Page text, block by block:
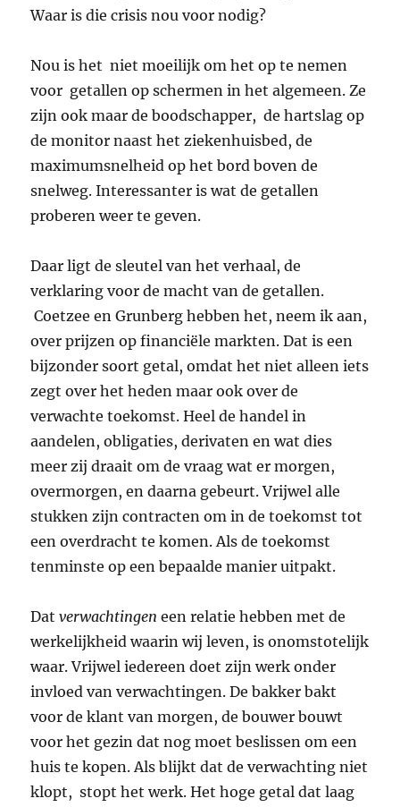
Waar is die crisis nou voor nodig?
Nou is het niet moeilijk om het op te nemen
voor getallen op schermen in het algemeen. Ze
zijn ook maar de boodschapper, de hartslag op
de monitor naast het ziekenhuisbed, de
maximumsnelheid op het bord boven de
snelweg. Interessanter is wat de getallen
proberen weer te geven.
Daar ligt de sleutel van het verhaal, de
verklaring voor de macht van de getallen.
Coetzee en Grunberg hebben het, neem ik aan,
over prijzen op financiële markten. Dat is een
bijzonder soort getal, omdat het niet alleen iets
zegt over het heden maar ook over de
verwachte toekomst. Heel de handel in
aandelen, obligaties, derivaten en wat dies
meer zij draait om de vraag wat er morgen,
overmorgen, en daarna gebeurt. Vrijwel alle
stukken zijn contracten om in de toekomst tot
een overdracht te komen. Als de toekomst
tenminste op een bepaalde manier uitpakt.
Datverwachtingen een relatie hebben met de
werkelijkheid waarin wij leven, is onomstotelijk
waar. Vrijwel iedereen doet zijn werk onder
invloed van verwachtingen. De bakker bakt
voor de klant van morgen, de bouwer bouwt
voor het gezin dat nog moet beslissen om een
huis te kopen. Als blijkt dat de verwachting niet
klopt, stopt het werk. Het hoge getal dat laag